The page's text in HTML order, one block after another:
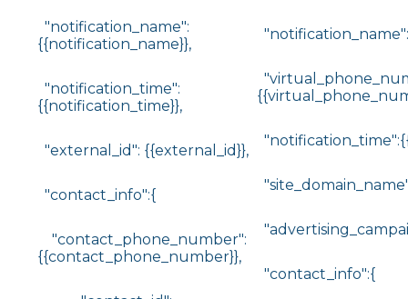
"notification_name":
{{notification_name}},
"notification_time":
{{notification_time}},
"external_id": {{external_id}},
"contact_info":{
"contact_phone_number":
{{contact_phone_number}},
"contact_info":{